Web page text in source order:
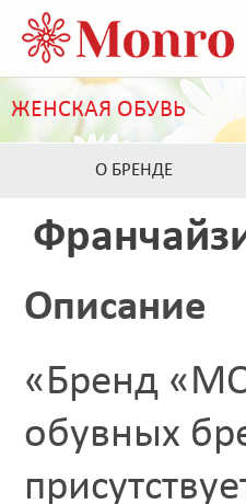
ЖЕНСКАЯ ОБУВЬ
О БРЕНДЕ
Описание
«Бренд
обувных